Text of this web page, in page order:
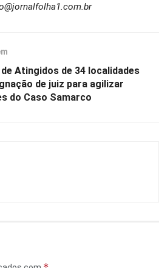
Atingidos de 34 localidades
de juiz para agilizar
do Caso Samarco